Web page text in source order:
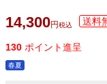
14,300 税込
130 ポイント進呈
春夏